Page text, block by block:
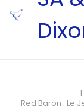
Red Baron : Le